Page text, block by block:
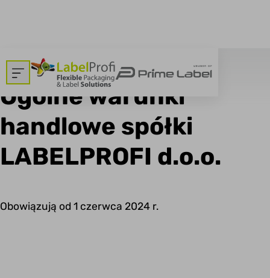
Dom Ogólne warunki handlowe spółki LABELPROFI d.o.o.
Ogólne warunki
handlowe spółki
LABELPROFI d.o.o.
Obowiązują od 1 czerwca 2024 r.